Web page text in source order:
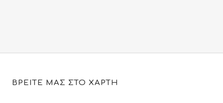
ΒΡΕΙΤΕ ΜΑΣ ΣΤΟ ΧΑΡΤΗ